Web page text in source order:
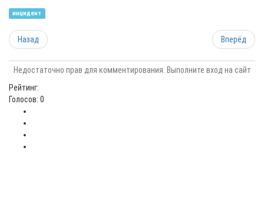
инцидент
Назад Вперёд
Недостаточно прав для комментирования. Выполните вход на сайт
Рейтинг:
Голосов: 0